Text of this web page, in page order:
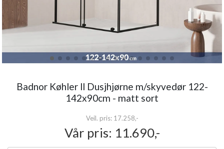
Badnor Køhler ll Dusjhjørne m/skyvedør 122-
142x90cm - matt sort
Vår pris: 11.690,-
Veil. pris: 17.258,-